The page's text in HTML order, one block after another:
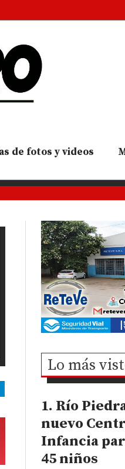
de fotos y videos
Lo más
Río
nuevo
Infancia
45 niños